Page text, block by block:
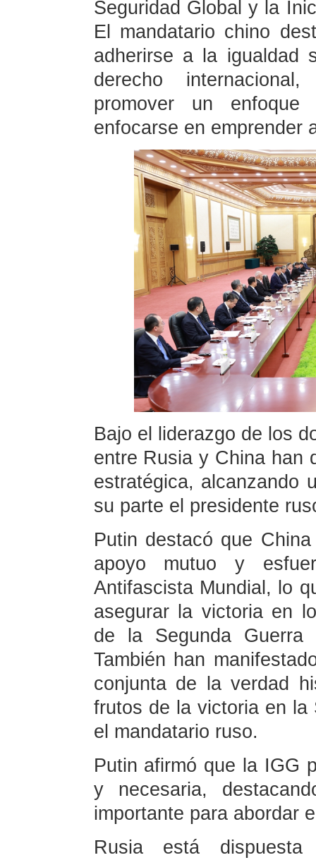
Seguridad Global y la
El mandatario chino
adherirse a la igualdad
derecho
promover un
enfocarse en emprender
Bajo el liderazgo de los
entre Rusia y China han
estratégica, alcanzando
su parte el presidente
Putin destacó que
apoyo mutuo y
Antifascista Mundial, lo
asegurar la victoria en
de la Segunda
También han
conjunta de la verdad
frutos de la victoria en la
el mandatario ruso.
Putin afirmó que la IGG
y necesaria,
importante para abordar
Rusia está